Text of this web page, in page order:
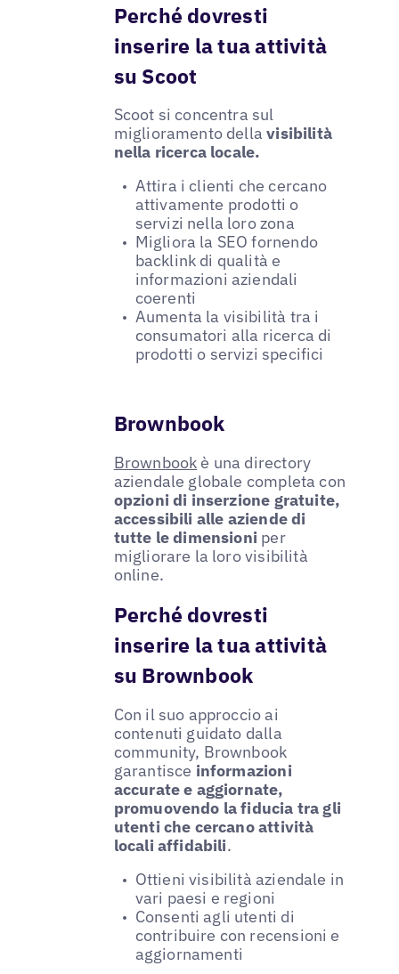
Perché dovresti
inserire la tua attività
su Scoot
Scoot si concentra sul
miglioramento dellavisibilità
nella ricerca locale.
Attira i clienti che cercano
attivamente prodotti o
servizi nella loro zona
Migliora la SEO fornendo
backlink di qualità e
informazioni aziendali
coerenti
Aumenta la visibilità tra i
consumatori alla ricerca di
prodotti o servizi specifici
Brownbook
Brownbook è una directory
aziendale globale completa con
opzioni di inserzione gratuite,
accessibili alle aziende di
tutte le dimensioni per
migliorare la loro visibilità
online.
Perché dovresti
inserire la tua attività
su Brownbook
Con il suo approccio ai
contenuti guidato dalla
community, Brownbook
garantisce informazioni
accurate e aggiornate,
promuovendo la fiducia tra gli
utenti che cercano attività
locali affidabili.
Ottieni visibilità aziendale in
vari paesi e regioni
Consenti agli utenti di
contribuire con recensioni e
aggiornamenti